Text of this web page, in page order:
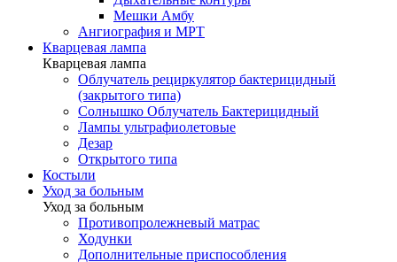
Мешки Амбу
Ангиография и МРТ
Кварцевая лампа
Кварцевая лампа
Облучатель рециркулятор бактерицидный
(закрытого типа)
Солнышко Облучатель Бактерицидный
Лампы ультрафиолетовые
Дезар
Открытого типа
Костыли
Уход за больным
Уход за больным
Противопролежневый матрас
Ходунки
Дополнительные приспособления